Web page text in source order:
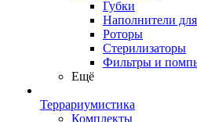
Губки
Наполнители
Роторы
Стерилизаторы
Фильтры и
Ещё
Террариумистика
Комплекты